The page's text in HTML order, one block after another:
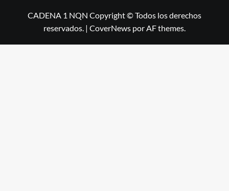
CADENA 1 NQN Copyright © Todos los derechos
reservados. | CoverNews por AF themes.